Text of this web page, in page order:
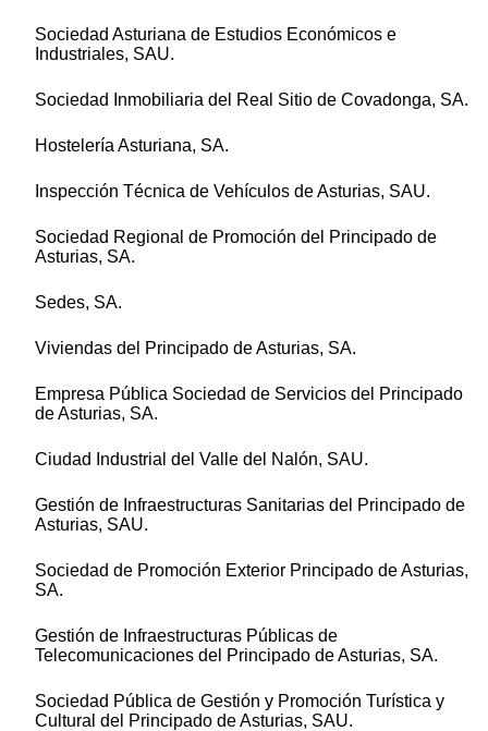
Sociedad Asturiana de Estudios Económicos e
Industriales, SAU.
Sociedad Inmobiliaria del Real Sitio de Covadonga, SA.
Hostelería Asturiana, SA.
Inspección Técnica de Vehículos de Asturias, SAU.
Sociedad Regional de Promoción del Principado de
Asturias, SA.
Sedes, SA.
Viviendas del Principado de Asturias, SA.
Empresa Pública Sociedad de Servicios del Principado
de Asturias, SA.
Ciudad Industrial del Valle del Nalón, SAU.
Gestión de Infraestructuras Sanitarias del Principado de
Asturias, SAU.
Sociedad de Promoción Exterior Principado de Asturias,
SA.
Gestión de Infraestructuras Públicas de
Telecomunicaciones del Principado de Asturias, SA.
Sociedad Pública de Gestión y Promoción Turística y
Cultural del Principado de Asturias, SAU.